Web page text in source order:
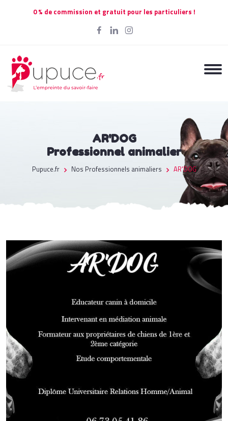
0 % de commission et gratuit pour les particuliers !
AR'DOG
Professionnel animalier
Pupuce.fr Nos Professionnels animaliers AR'DOG